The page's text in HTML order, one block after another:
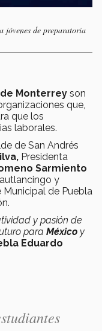
jóvenes de preparatoria
Monterrey son
que,
que los
laborales.
de San Andrés
Presidenta
Sarmiento
y
Municipal de Puebla
y pasión de
para México y
Eduardo